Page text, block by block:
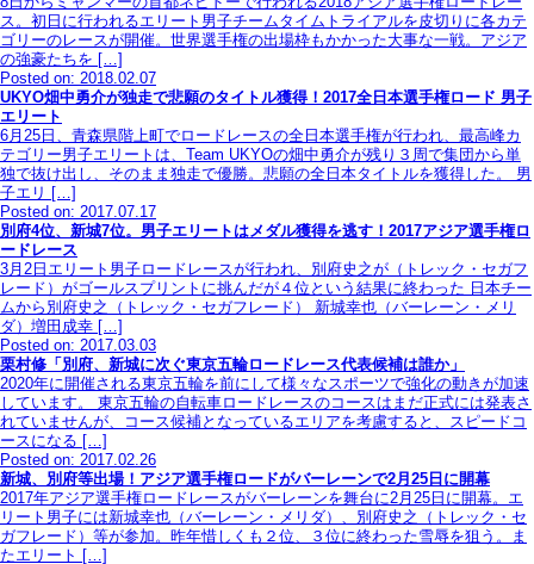
ス。初日に行われるエリート男子チームタイムトライアルを皮切りに各カテ
ゴリーのレースが開催。世界選手権の出場枠もかかった大事な一戦。アジア
の強豪たちを […]
Posted on: 2018.02.07
UKYO畑中勇介が独走で悲願のタイトル獲得！2017全日本選手権ロード 男子
エリート
6月25日、青森県階上町でロードレースの全日本選手権が行われ、最高峰カ
テゴリー男子エリートは、Team UKYOの畑中勇介が残り３周で集団から単
独で抜け出し、そのまま独走で優勝。悲願の全日本タイトルを獲得した。 男
子エリ […]
Posted on: 2017.07.17
別府4位、新城7位。男子エリートはメダル獲得を逃す！2017アジア選手権ロ
ードレース
3月2日エリート男子ロードレースが行われ、別府史之が（トレック・セガフ
レード）がゴールスプリントに挑んだが４位という結果に終わった 日本チー
ムから別府史之（トレック・セガフレード） 新城幸也（バーレーン・メリ
ダ）増田成幸 […]
Posted on: 2017.03.03
栗村修「別府、新城に次ぐ東京五輪ロードレース代表候補は誰か」
2020年に開催される東京五輪を前にして様々なスポーツで強化の動きが加速
しています。 東京五輪の自転車ロードレースのコースはまだ正式には発表さ
れていませんが、コース候補となっているエリアを考慮すると、スピードコ
ースになる […]
Posted on: 2017.02.26
新城、別府等出場！アジア選手権ロードがバーレーンで2月25日に開幕
2017年アジア選手権ロードレースがバーレーンを舞台に2月25日に開幕。エ
リート男子には新城幸也（バーレーン・メリダ）、別府史之（トレック・セ
ガフレード）等が参加。昨年惜しくも２位、３位に終わった雪辱を狙う。ま
たエリート […]